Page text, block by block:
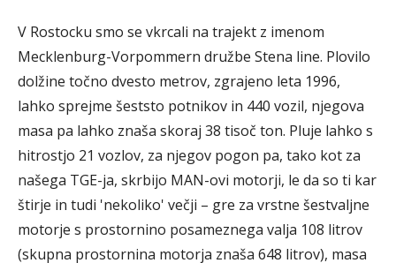
V Rostocku smo se vkrcali na trajekt z imenom
Mecklenburg-Vorpommern družbe Stena line. Plovilo
dolžine točno dvesto metrov, zgrajeno leta 1996,
lahko sprejme šeststo potnikov in 440 vozil, njegova
masa pa lahko znaša skoraj 38 tisoč ton. Pluje lahko s
hitrostjo 21 vozlov, za njegov pogon pa, tako kot za
našega TGE-ja, skrbijo MAN-ovi motorji, le da so ti kar
štirje in tudi 'nekoliko' večji – gre za vrstne šestvaljne
motorje s prostornino posameznega valja 108 litrov
(skupna prostornina motorja znaša 648 litrov), masa